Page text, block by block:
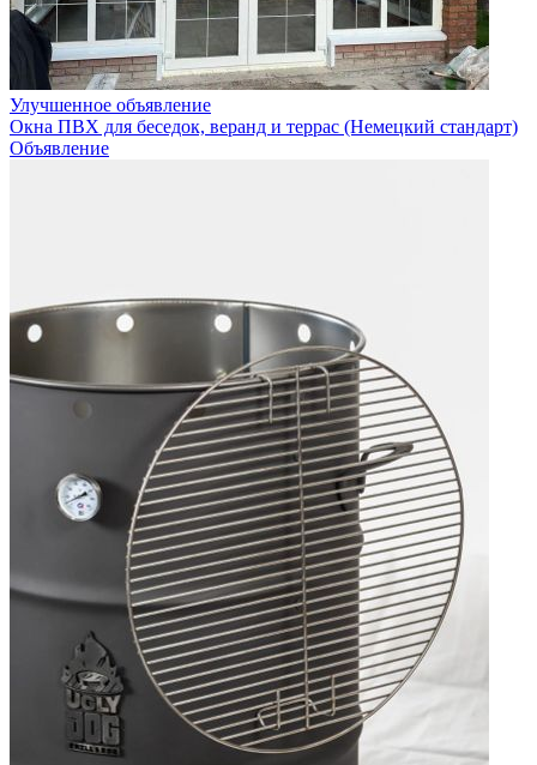
Улучшенное объявление
Окна ПВХ для беседок, веранд и террас (Немецкий стандарт)
Объявление